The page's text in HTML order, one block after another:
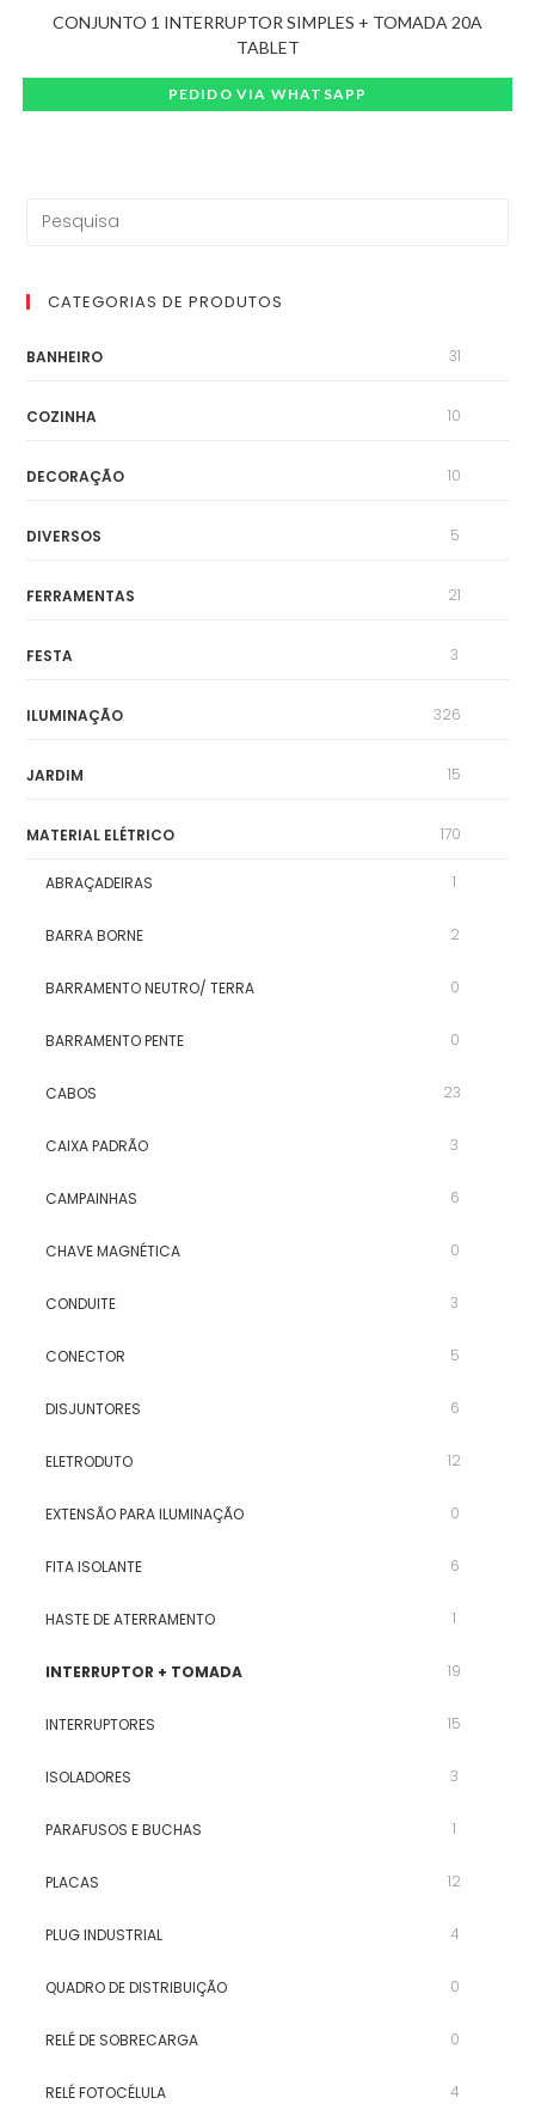
CONJUNTO 1 INTERRUPTOR SIMPLES + TOMADA 20A
TABLET
PEDIDO VIA WHATSAPP
CATEGORIAS DE PRODUTOS
BANHEIRO 31
COZINHA 10
DECORAÇÃO 10
DIVERSOS 5
FERRAMENTAS 21
FESTA 3
ILUMINAÇÃO 326
JARDIM 15
MATERIAL ELÉTRICO 170
ABRAÇADEIRAS 1
BARRA BORNE 2
BARRAMENTO NEUTRO/ TERRA 0
BARRAMENTO PENTE 0
CABOS 23
CAIXA PADRÃO 3
CAMPAINHAS 6
CHAVE MAGNÉTICA 0
CONDUITE 3
CONECTOR 5
DISJUNTORES 6
ELETRODUTO 12
EXTENSÃO PARA ILUMINAÇÃO 0
FITA ISOLANTE 6
HASTE DE ATERRAMENTO 1
INTERRUPTOR + TOMADA 19
INTERRUPTORES 15
ISOLADORES 3
PARAFUSOS E BUCHAS 1
PLACAS 12
PLUG INDUSTRIAL 4
QUADRO DE DISTRIBUIÇÃO 0
RELÉ DE SOBRECARGA 0
RELÉ FOTOCÉLULA 4